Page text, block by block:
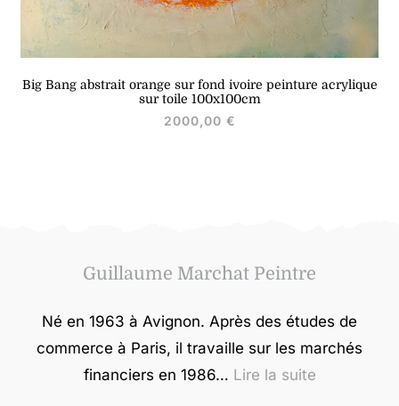
Big Bang abstrait orange sur fond ivoire peinture acrylique
sur toile 100x100cm
2000,00 €
Guillaume Marchat Peintre
Né en 1963 à Avignon. Après des études de
commerce à Paris, il travaille sur les marchés
financiers en 1986… Lire la suite